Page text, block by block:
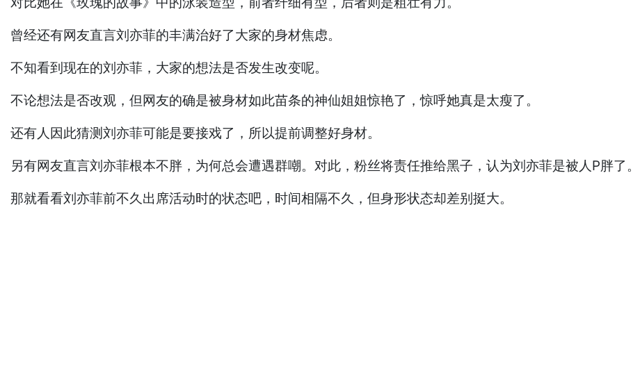
曾经还有网友直言刘亦菲的丰满治好了大家的身材焦虑。
不知看到现在的刘亦菲，大家的想法是否发生改变呢。
不论想法是否改观，但网友的确是被身材如此苗条的神仙姐姐惊艳了，惊呼她真是太瘦了。
还有人因此猜测刘亦菲可能是要接戏了，所以提前调整好身材。
另有网友直言刘亦菲根本不胖，为何总会遭遇群嘲。对此，粉丝将责任推给黑子，认为刘亦菲是被人P胖了。
那就看看刘亦菲前不久出席活动时的状态吧，时间相隔不久，但身形状态却差别挺大。